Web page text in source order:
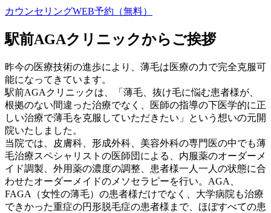
カウンセリングWEB予約（無料）
駅前AGAクリニックからご挨拶
昨今の医療技術の進歩により、薄毛は医療の力で完全克服可
能になってきています。
駅前AGAクリニックは、「薄毛、抜け毛に悩む患者様が、
根拠のない間違った治療でなく、医師の指導の下医学的に正
しい治療で薄毛を克服していただきたい」という想いの元開
院いたしました。
当院では、皮膚科、形成外科、美容外科の専門医の中でも薄
毛治療スペシャリストの医師団による、内服薬のオーダーメ
イド調製、外用薬の濃度の調整、患者様一人一人の状態に合
わせたオーダーメイドのメソセラピーを行い。AGA、
FAGA（女性の薄毛）の患者様だけでなく、大学病院も治療
できかった重症の円形脱毛症の患者様まで、ほぼすべての患